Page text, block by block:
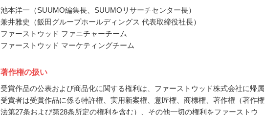
池本洋一（SUUMO編集長、SUUMOリサーチセンター長）
兼井雅史（飯田グループホールディングス 代表取締役社長）
ファーストウッド ファニチャーチーム
ファーストウッド マーケティングチーム
著作権の扱い
受賞作品の公表および商品化に関する権利は、ファーストウッド株式会社に帰属
受賞者は受賞作品に係る特許権、実用新案権、意匠権、商標権、著作権（著作権
法第27条および第28条所定の権利を含む）、その他一切の権利をファーストウ